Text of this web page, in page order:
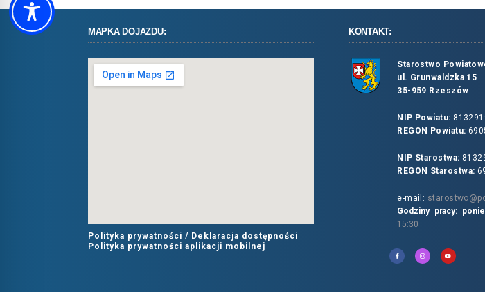
MAPKA DOJAZDU:
Polityka prywatności / Deklaracja dostępności
Polityka prywatności aplikacji mobilnej
KONTAKT:
Starostwo
ul. Grunwaldzka 15
35-959 Rzeszów
NIP Powiatu:
REGON Powiatu:
NIP Starostwa:
REGON Starostwa:
e-mail:
Godziny pracy:
15:30